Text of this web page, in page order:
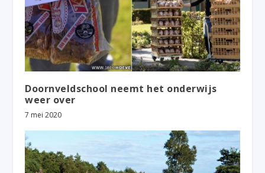
Doornveldschool neemt het onderwijs
weer over
7 mei 2020